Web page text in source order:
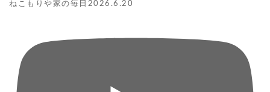
ねこもりや家の毎日2026.6.20